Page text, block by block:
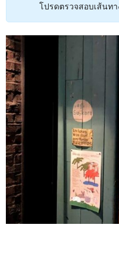
โปรดตรวจสอบเส้นท